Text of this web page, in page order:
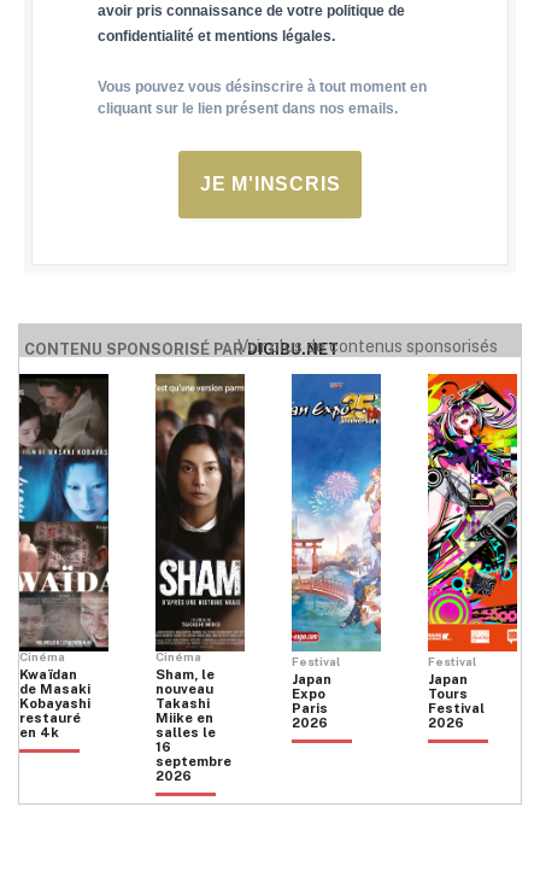
avoir pris connaissance de votre politique de
confidentialité et mentions légales.
Vous pouvez vous désinscrire à tout moment en
cliquant sur le lien présent dans nos emails.
JE M'INSCRIS
CONTENU SPONSORISÉ PARDIGIBU.NET
Voir plus de contenus sponsorisés
Cinéma
Kwaïdan
de Masaki
Kobayashi
restauré
en 4k
Cinéma
Sham, le
nouveau
Takashi
Miike en
salles le
16
septembre
2026
Festival
Japan
Expo
Paris
2026
Festival
Japan
Tours
Festival
2026